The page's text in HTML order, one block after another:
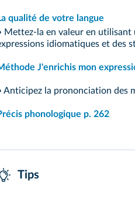
qualité de votre langue
Mettez-la en valeur en utilisant
idiomatiques et des
J'enrichis mon
Anticipez la prononciation des
phonologique p. 262
Tips